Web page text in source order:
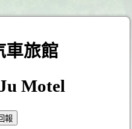
車旅館
Motel